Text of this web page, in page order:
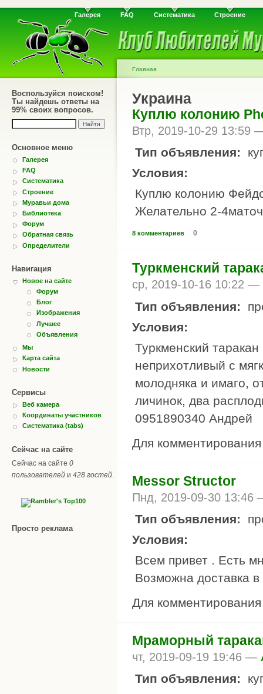
Галерея FAQ Систематика Строение
Воспользуйся поиском!
Ты найдешь ответы на
99% своих вопросов.
Основное меню
Галерея
FAQ
Систематика
Строение
Муравьи дома
Библиотека
Форум
Обратная связь
Определители
Навигация
Новое на сайте
Форум
Блог
Изображения
Лучшее
Объявления
Мы
Карта сайта
Новости
Сервисы
Веб камера
Координаты участников
Систематика (tabs)
Сейчас на сайте
Сейчас на сайте 0
пользователей и 428 гостей
Просто реклама
Главная
Украина
Куплю колонию
Втр, 2019-10-29 13:59
Тип объявления:
Условия:
Куплю колонию
Желательно 2-
8 комментариев 0
Туркменский
ср, 2019-10-16 10:22 —
Тип объявления:
Условия:
Туркменский
неприхотливый с
молодняка и имаго,
личинок, два
0951890340 Андрей
Для
Messor Structor
Пнд, 2019-09-30
Тип объявления:
Условия:
Всем привет . Есть
Возможна доставка
Для
Мраморный
чт, 2019-09-19 19:46 —
Тип объявления: